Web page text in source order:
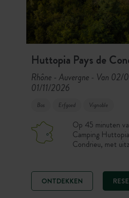
Huttopia Pays de
Rhône - Auvergne - Van 02/
01/11/2026
Bos Erfgoed Vignoble
Op 45 minuten
Camping
Condrieu, met
verwelkomen u
van de Pilat.
wandelen, fietsen
ONTDEKKEN